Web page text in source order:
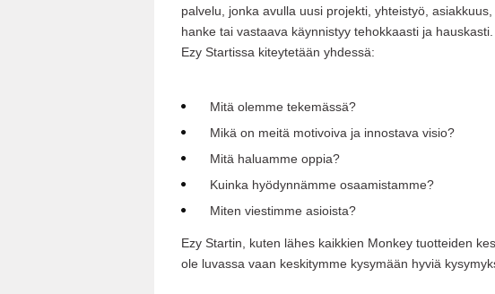
palvelu, jonka avulla uusi projekti, yhteistyö, asiakkuus,
hanke tai vastaava käynnistyy tehokkaasti ja hauskasti.
Ezy Startissa kiteytetään yhdessä:
Mitä olemme tekemässä?
Mikä on meitä motivoiva ja innostava visio?
Mitä haluamme oppia?
Kuinka hyödynnämme osaamistamme?
Miten viestimme asioista?
Ezy Startin, kuten lähes kaikkien Monkey tuotteiden
ole luvassa vaan keskitymme kysymään hyviä